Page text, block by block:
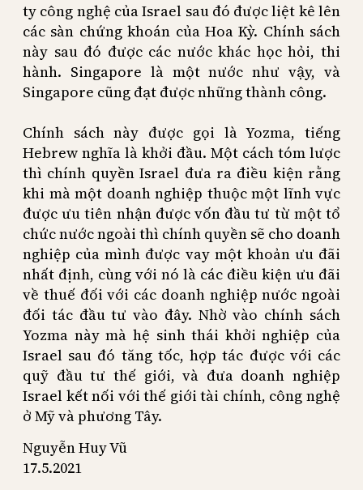
ty công nghệ của Israel sau đó được liệt kê lên
các sàn chứng khoán của Hoa Kỳ. Chính sách
này sau đó được các nước khác học hỏi, thi
hành. Singapore là một nước như vậy, và
Singapore cũng đạt được những thành công.
Chính sách này được gọi là Yozma, tiếng
Hebrew nghĩa là khởi đầu. Một cách tóm lược
thì chính quyền Israel đưa ra điều kiện rằng
khi mà một doanh nghiệp thuộc một lĩnh vực
được ưu tiên nhận được vốn đầu tư từ một tổ
chức nước ngoài thì chính quyền sẽ cho doanh
nghiệp của mình được vay một khoản ưu đãi
nhất định, cùng với nó là các điều kiện ưu đãi
về thuế đối với các doanh nghiệp nước ngoài
đối tác đầu tư vào đây. Nhờ vào chính sách
Yozma này mà hệ sinh thái khởi nghiệp của
Israel sau đó tăng tốc, hợp tác được với các
quỹ đầu tư thế giới, và đưa doanh nghiệp
Israel kết nối với thế giới tài chính, công nghệ
ở Mỹ và phương Tây.
Nguyễn Huy Vũ
17.5.2021